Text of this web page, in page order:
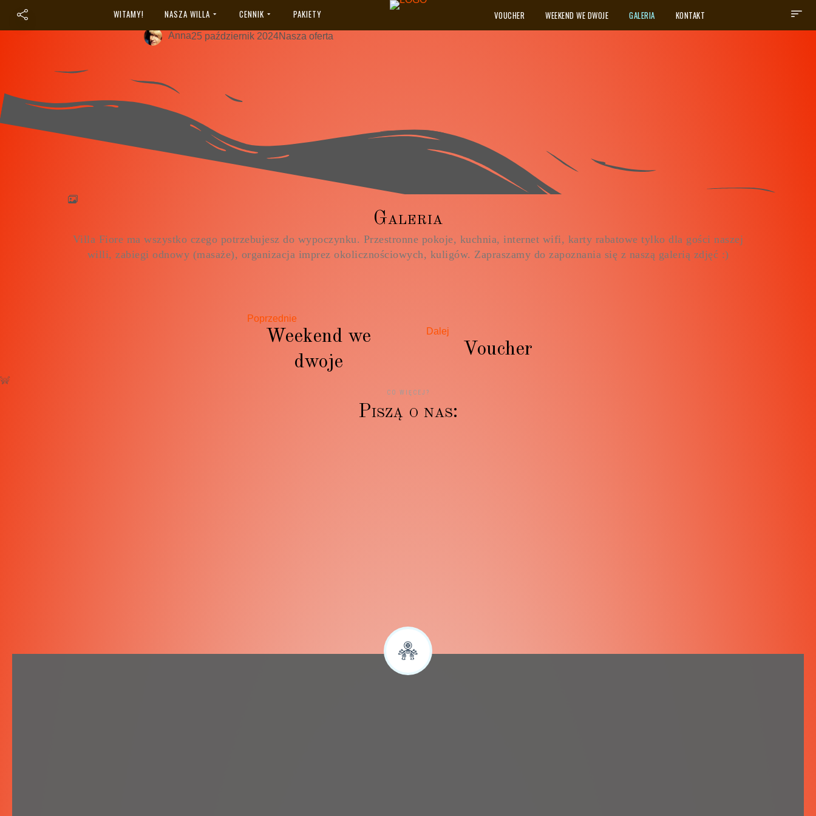
WITAMY! NASZA WILLA CENNIK PAKIETY VOUCHER WEEKEND WE DWOJE GALERIA KONTAKT
Galeria
Anna25 październik 2024Nasza oferta
Galeria
Villa Fiore ma wszystko czego potrzebujesz do wypoczynku. Przestronne pokoje, kuchnia, internet wifi, karty rabatowe tylko dla gości naszej
willi, zabiegi odnowy (masaże), organizacja imprez okolicznościowych, kuligów. Zapraszamy do zapoznania się z naszą galerią zdjęć :)
Poprzednie
Weekend we
dwoje
Dalej
Voucher
CO WIĘCEJ?
Piszą o nas: